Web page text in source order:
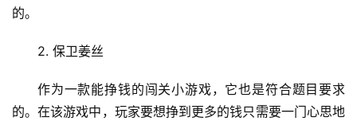
的。
2. 保卫姜丝
作为一款能挣钱的闯关小游戏，它也是符合题目要求
的。在该游戏中，玩家要想挣到更多的钱只需要一门心思地